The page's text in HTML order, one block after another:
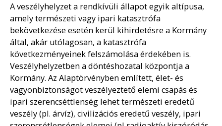
A veszélyhelyzet a rendkívüli állapot egyik altípusa,
amely természeti vagy ipari katasztrófa
bekövetkezése esetén kerül kihirdetésre a Kormány
által, akár utólagosan, a katasztrófa
következményeinek felszámolása érdekében is.
Veszélyhelyzetben a döntéshozatal központja a
Kormány. Az Alaptörvényben említett, élet- és
vagyonbiztonságot veszélyeztető elemi csapás és
ipari szerencséttlenség lehet természeti eredetű
veszély (pl. árvíz), civilizációs eredetű veszély, ipari